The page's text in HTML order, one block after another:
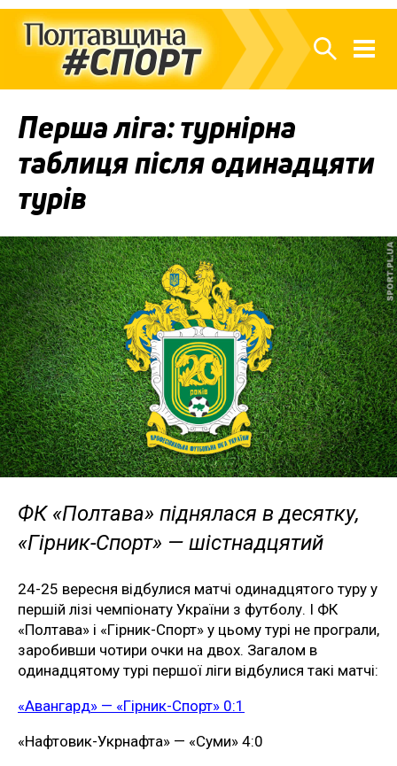
Перша ліга: турнірна
таблиця після одинадцяти
турів
ФК «Полтава» піднялася в десятку,
«Гірник-Спорт» — шістнадцятий
24-25 вересня відбулися матчі одинадцятого туру у
першій лізі чемпіонату України з футболу. І ФК
«Полтава» і «Гірник-Спорт» у цьому турі не програли,
заробивши чотири очки на двох. Загалом в
одинадцятому турі першої ліги відбулися такі матчі:
«Авангард» — «Гірник-Спорт» 0:1
«Нафтовик-Укрнафта» — «Суми» 4:0